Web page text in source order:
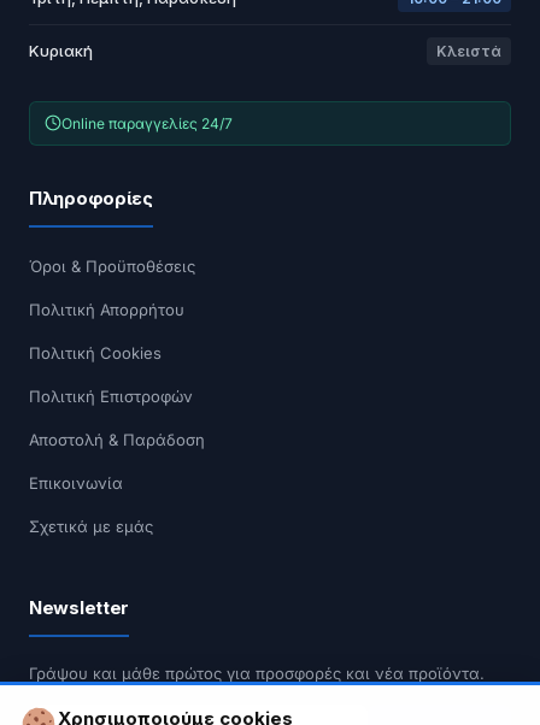
Κυριακή Κλειστά
Online παραγγελίες 24/7
Πληροφορίες
Όροι & Προϋποθέσεις
Πολιτική Απορρήτου
Πολιτική Cookies
Πολιτική Επιστροφών
Αποστολή & Παράδοση
Επικοινωνία
Σχετικά με εμάς
Newsletter
Γράψου και μάθε πρώτος για προσφορές και νέα προϊόντα.
Χρησιμοποιούμε cookies